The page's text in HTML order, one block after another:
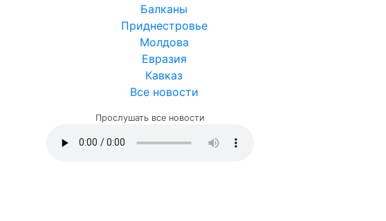
Балканы
Приднестровье
Молдова
Евразия
Кавказ
Все новости
Прослушать все новости